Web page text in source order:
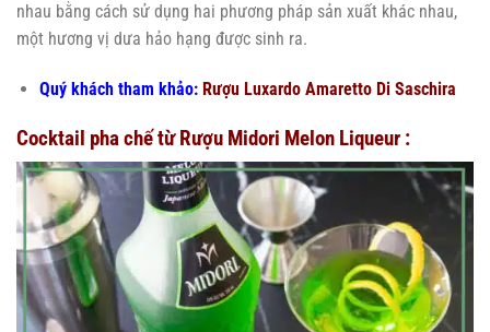
nhau bằng cách sử dụng hai phương pháp sản xuất khác nhau,
một hương vị dưa hảo hạng được sinh ra.
Quý khách tham khảo: Rượu Luxardo Amaretto Di Saschira
Cocktail pha chế từ Rượu Midori Melon Liqueur :